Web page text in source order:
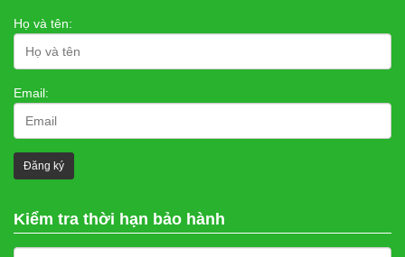
Họ và tên:
Email:
Kiểm tra thời hạn bảo hành